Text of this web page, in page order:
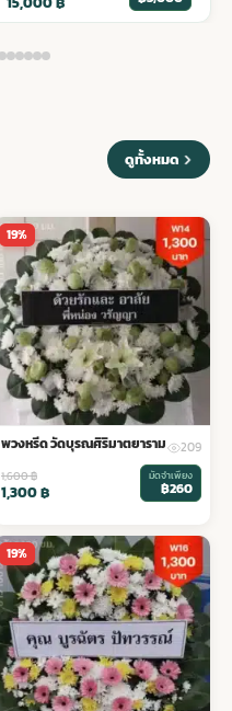
ดูทั้งหมด
19%
พวงหรีด วัดบุรณศิริมาตยาราม 209
1,600฿
1,300฿
มัดจำเพียง
฿260
19%